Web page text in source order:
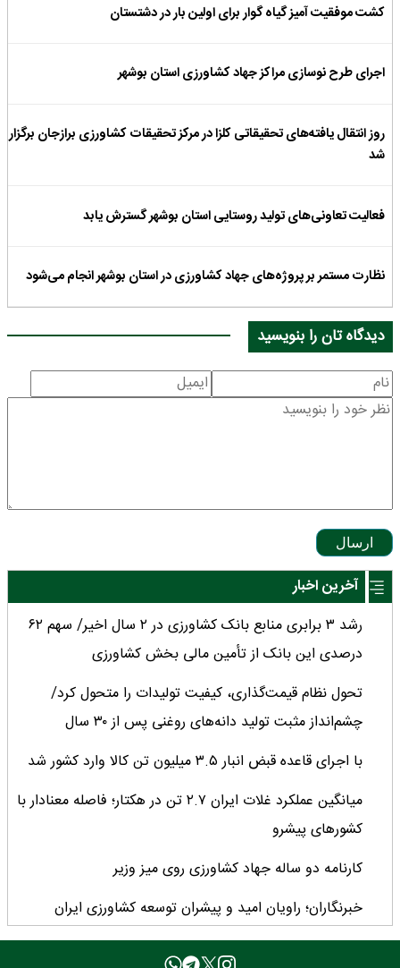
کشت موفقیت آمیز گیاه گوار برای اولین بار در دشتستان
اجرای طرح نوسازی مراکز جهاد کشاورزی استان بوشهر
روز انتقال یافته‌های تحقیقاتی کلزا در مرکز تحقیقات کشاورزی برازجان برگزار
شد
فعالیت تعاونی‌های تولید روستایی استان بوشهر گسترش یابد
نظارت مستمر بر پروژه‌های جهاد کشاورزی در استان بوشهر انجام می‌شود
دیدگاه تان را بنویسید
ارسال
آخرین اخبار
رشد ۳ برابری منابع بانک کشاورزی در ۲ سال اخیر/ سهم ۶۲
درصدی این بانک از تأمین مالی بخش کشاورزی
تحول نظام قیمت‌گذاری، کیفیت تولیدات را متحول کرد/
چشم‌انداز مثبت تولید دانه‌های روغنی پس از ۳۰ سال
با اجرای قاعده قبض انبار ۳.۵ میلیون تن کالا وارد کشور شد
میانگین عملکرد غلات ایران ۲.۷ تن در هکتار؛ فاصله معنادار با
کشورهای پیشرو
کارنامه دو ساله جهاد کشاورزی روی میز وزیر
خبرنگاران؛ راویان امید و پیشران توسعه کشاورزی ایران
خبرنگاران نقش ارزشمندی در هم‌افزایی ملی و پیشبرد اهداف